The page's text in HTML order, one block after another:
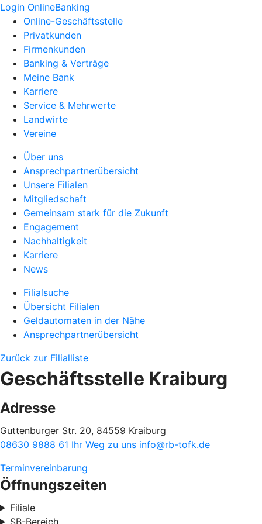
Login OnlineBanking
Online-Geschäftsstelle
Privatkunden
Firmenkunden
Banking & Verträge
Meine Bank
Karriere
Service & Mehrwerte
Landwirte
Vereine
Über uns
Ansprechpartnerübersicht
Unsere Filialen
Mitgliedschaft
Gemeinsam stark für die Zukunft
Engagement
Nachhaltigkeit
Karriere
News
Filialsuche
Übersicht Filialen
Geldautomaten in der Nähe
Ansprechpartnerübersicht
Zurück zur Filialliste
Geschäftsstelle Kraiburg
Adresse
Guttenburger Str. 20, 84559 Kraiburg
08630 9888 61 Ihr Weg zu uns info@rb-tofk.de
Terminvereinbarung
Öffnungszeiten
Filiale
SB-Bereich